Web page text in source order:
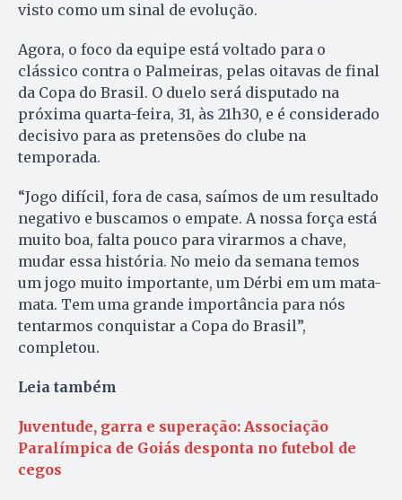
visto como um sinal de evolução.
Agora, o foco da equipe está voltado para o
clássico contra o Palmeiras, pelas oitavas de final
da Copa do Brasil. O duelo será disputado na
próxima quarta-feira, 31, às 21h30, e é considerado
decisivo para as pretensões do clube na
temporada.
“Jogo difícil, fora de casa, saímos de um resultado
negativo e buscamos o empate. A nossa força está
muito boa, falta pouco para virarmos a chave,
mudar essa história. No meio da semana temos
um jogo muito importante, um Dérbi em um mata-
mata. Tem uma grande importância para nós
tentarmos conquistar a Copa do Brasil”,
completou.
Leia também
Juventude, garra e superação: Associação
Paralímpica de Goiás desponta no futebol de
cegos